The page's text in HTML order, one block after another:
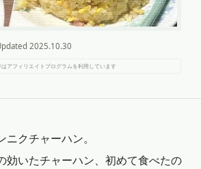
2025.10.30
はアフィリエイトプログラムを利用しています
ニクチャーハン。
効いたチャーハン、初めて食べたの